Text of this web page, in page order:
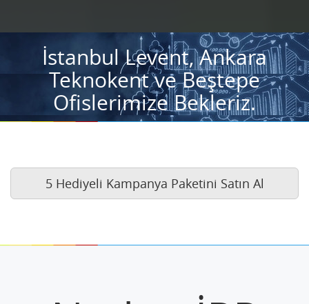
İstanbul Levent, Ankara
Teknokent ve Beştepe
Ofislerimize Bekleriz.
5 Hediyeli Kampanya Paketini Satın Al